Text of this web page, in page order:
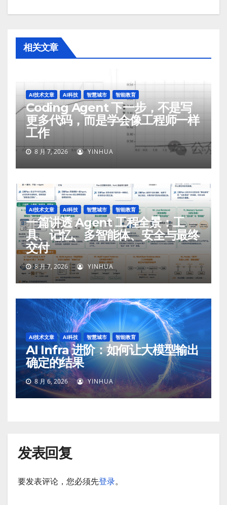
相关文章
AI技术文章 AI科技 智慧城市 智能教育
Coding Agent 下一步，不是写
更多代码，而是学会像工程师一样
工作
8 月 7, 2026 YINHUA
AI技术文章 AI科技 智慧城市 智能教育
一篇讲透 Agent 工程全景：工
具、记忆、多智能体、安全与最终
交付
8 月 7, 2026 YINHUA
AI技术文章 AI科技 智慧城市 智能教育
AI Infra 进阶：如何让大模型输出
确定的结果
8 月 6, 2026 YINHUA
发表回复
要发表评论，您必须先登录。